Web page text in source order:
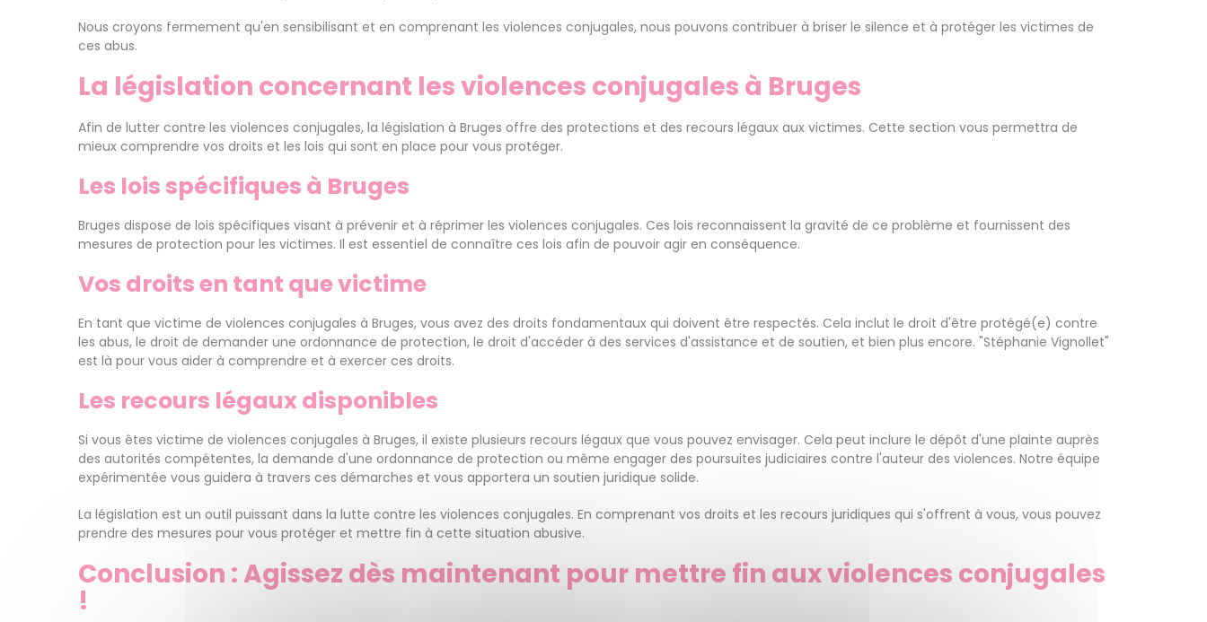
Nous croyons fermement qu'en sensibilisant et en comprenant les violences conjugales, nous pouvons contribuer à briser le silence et à protéger les victimes de
ces abus.
La législation concernant les violences conjugales à Bruges
Afin de lutter contre les violences conjugales, la législation à Bruges offre des protections et des recours légaux aux victimes. Cette section vous permettra de
mieux comprendre vos droits et les lois qui sont en place pour vous protéger.
Les lois spécifiques à Bruges
Bruges dispose de lois spécifiques visant à prévenir et à réprimer les violences conjugales. Ces lois reconnaissent la gravité de ce problème et fournissent des
mesures de protection pour les victimes. Il est essentiel de connaître ces lois afin de pouvoir agir en conséquence.
Vos droits en tant que victime
En tant que victime de violences conjugales à Bruges, vous avez des droits fondamentaux qui doivent être respectés. Cela inclut le droit d'être protégé(e) contre
les abus, le droit de demander une ordonnance de protection, le droit d'accéder à des services d'assistance et de soutien, et bien plus encore. "Stéphanie Vignollet"
est là pour vous aider à comprendre et à exercer ces droits.
Les recours légaux disponibles
Si vous êtes victime de violences conjugales à Bruges, il existe plusieurs recours légaux que vous pouvez envisager. Cela peut inclure le dépôt d'une plainte auprès
des autorités compétentes, la demande d'une ordonnance de protection ou même engager des poursuites judiciaires contre l'auteur des violences. Notre équipe
expérimentée vous guidera à travers ces démarches et vous apportera un soutien juridique solide.
La législation est un outil puissant dans la lutte contre les violences conjugales. En comprenant vos droits et les recours juridiques qui s'offrent à vous, vous pouvez
prendre des mesures pour vous protéger et mettre fin à cette situation abusive.
Conclusion : Agissez dès maintenant pour mettre fin aux violences conjugales
!